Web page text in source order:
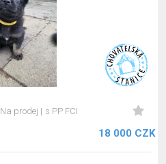
Na prodej s PP FCI
18 000 CZK